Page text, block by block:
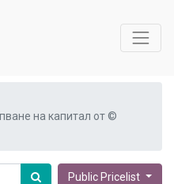
на капитал от ©
Public Pricelist